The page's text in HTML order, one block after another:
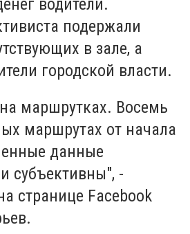
подержали
в зале, а
городской власти.
маршрутках. Восемь
маршрутах от начала
данные
субъективны", -
странице Facebook